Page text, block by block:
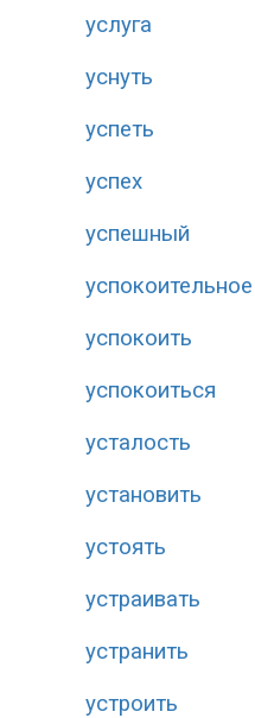
услуга
уснуть
успеть
успех
успешный
успокоительное
успокоить
успокоиться
усталость
установить
устоять
устраивать
устранить
устроить